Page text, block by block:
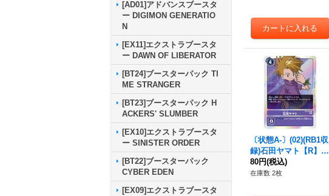
[AD01]アドバンスブースタ
ー DIGIMON GENERATIO
N
[EX11]エクストラブースタ
ー DAWN OF LIBERATOR
[BT24]ブースターパック TI
ME STRANGER
[BT23]ブースターパック H
ACKERS' SLUMBER
[EX10]エクストラブースタ
ー SINISTER ORDER
[BT22]ブースターパック
CYBER EDEN
[EX09]エクストラブースタ
〔状態A-〕(02)(RB1収
録)石田ヤマト【R】{B
T2-090}《紫》
80円(税込)
在庫数 2枚